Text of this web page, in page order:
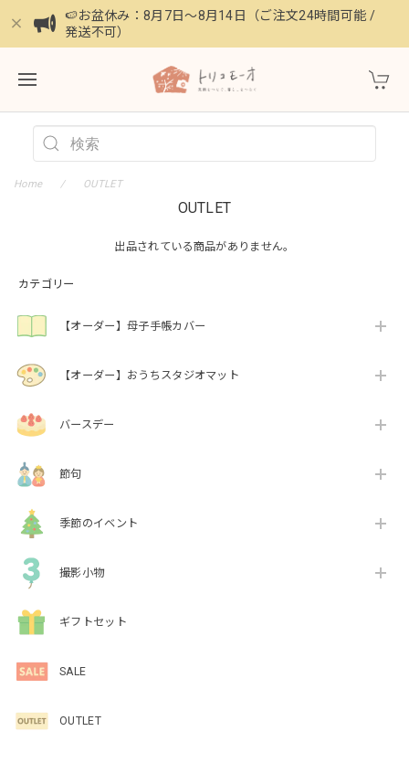
🍉お盆休み：8月7日〜8月14日（ご注文24時間可能 /
発送不可）
カテゴリー
【オーダー】母子手帳カバー
【オーダー】おうちスタジオマット
バースデー
節句
季節のイベント
撮影小物
ギフトセット
SALE
OUTLET
Home OUTLET
OUTLET
出品されている商品がありません。